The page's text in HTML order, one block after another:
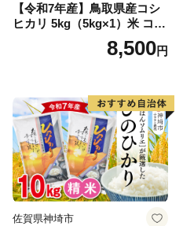
【令和7年産】鳥取県産コシ
ヒカリ 5kg（5kg×1）米 コシ
ヒカリ こしひかり お米 白米
精米 5キロ おこめ こめ コメ
野町産 Elevation
8,500円
佐賀県神埼市